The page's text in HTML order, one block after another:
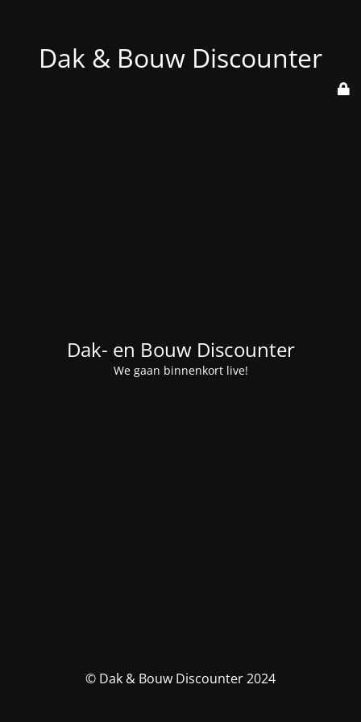
Dak & Bouw Discounter
Dak- en Bouw Discounter
We gaan binnenkort live!
© Dak & Bouw Discounter 2024